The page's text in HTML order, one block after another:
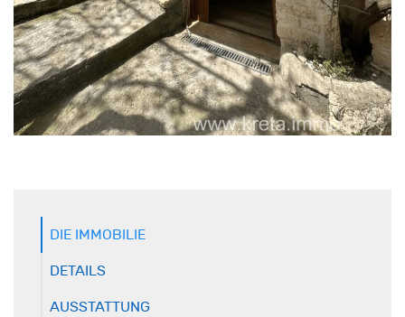
DIE IMMOBILIE
DETAILS
AUSSTATTUNG